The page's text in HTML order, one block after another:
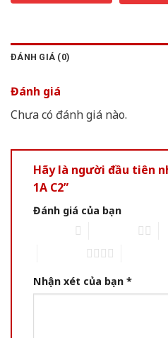
ĐÁNH GIÁ (0)
Đánh giá
Chưa có đánh giá nào.
Hãy là người đầu tiên
1A C2”
Đánh giá của bạn
Nhận xét của bạn *